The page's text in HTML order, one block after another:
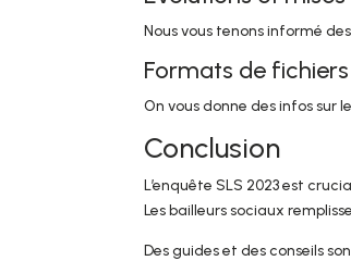
Nous vous tenons informé
Formats de
On vous donne des infos sur
Conclusion
L’enquête SLS 2023 est
Les bailleurs sociaux
Des guides et des conseils